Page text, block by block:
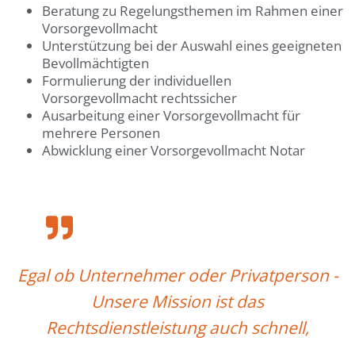
Beratung zu Regelungsthemen im Rahmen einer
Vorsorgevollmacht
Unterstützung bei der Auswahl eines geeigneten
Bevollmächtigten
Formulierung der individuellen
Vorsorgevollmacht rechtssicher
Ausarbeitung einer Vorsorgevollmacht für
mehrere Personen
Abwicklung einer Vorsorgevollmacht Notar
Egal ob Unternehmer oder Privatperson -
Unsere Mission ist das
Rechtsdienstleistung auch schnell,